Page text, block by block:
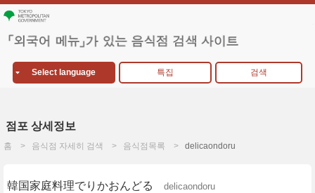
Select language 특집 검색
점포 상세정보
홈 음식점 자세히 검색 음식점목록 delicaondoru
韓国家庭料理でりかおんどる delicaondoru